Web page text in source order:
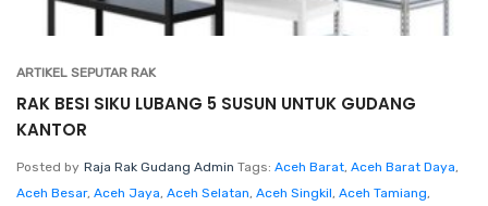
ARTIKEL SEPUTAR RAK
RAK BESI SIKU LUBANG 5 SUSUN UNTUK GUDANG
KANTOR
Posted by Raja Rak Gudang Admin Tags: Aceh Barat, Aceh Barat Daya,
Aceh Besar, Aceh Jaya, Aceh Selatan, Aceh Singkil, Aceh Tamiang,